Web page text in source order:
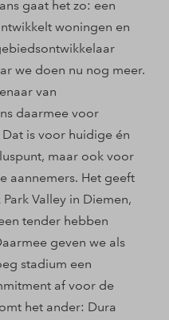
gaat het zo: een
woningen en
we doen nu nog meer.
van
daarmee voor
is voor huidige én
maar ook voor
aannemers. Het geeft
Valley in Diemen,
tender hebben
geven we als
stadium een
af voor de
het ander: Dura